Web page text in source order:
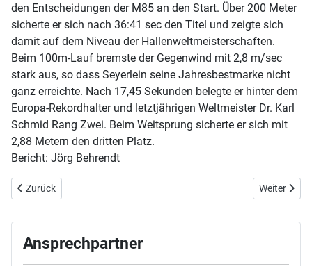
den Entscheidungen der M85 an den Start. Über 200 Meter
sicherte er sich nach 36:41 sec den Titel und zeigte sich
damit auf dem Niveau der Hallenweltmeisterschaften.
Beim 100m-Lauf bremste der Gegenwind mit 2,8 m/sec
stark aus, so dass Seyerlein seine Jahresbestmarke nicht
ganz erreichte. Nach 17,45 Sekunden belegte er hinter dem
Europa-Rekordhalter und letztjährigen Weltmeister Dr. Karl
Schmid Rang Zwei. Beim Weitsprung sicherte er sich mit
2,88 Metern den dritten Platz.
Bericht: Jörg Behrendt
Vorheriger Beitrag: 19. Juli 2025 - Bayerische Meisterschaften der
Zurück Nächster
Weiter
Ansprechpartner